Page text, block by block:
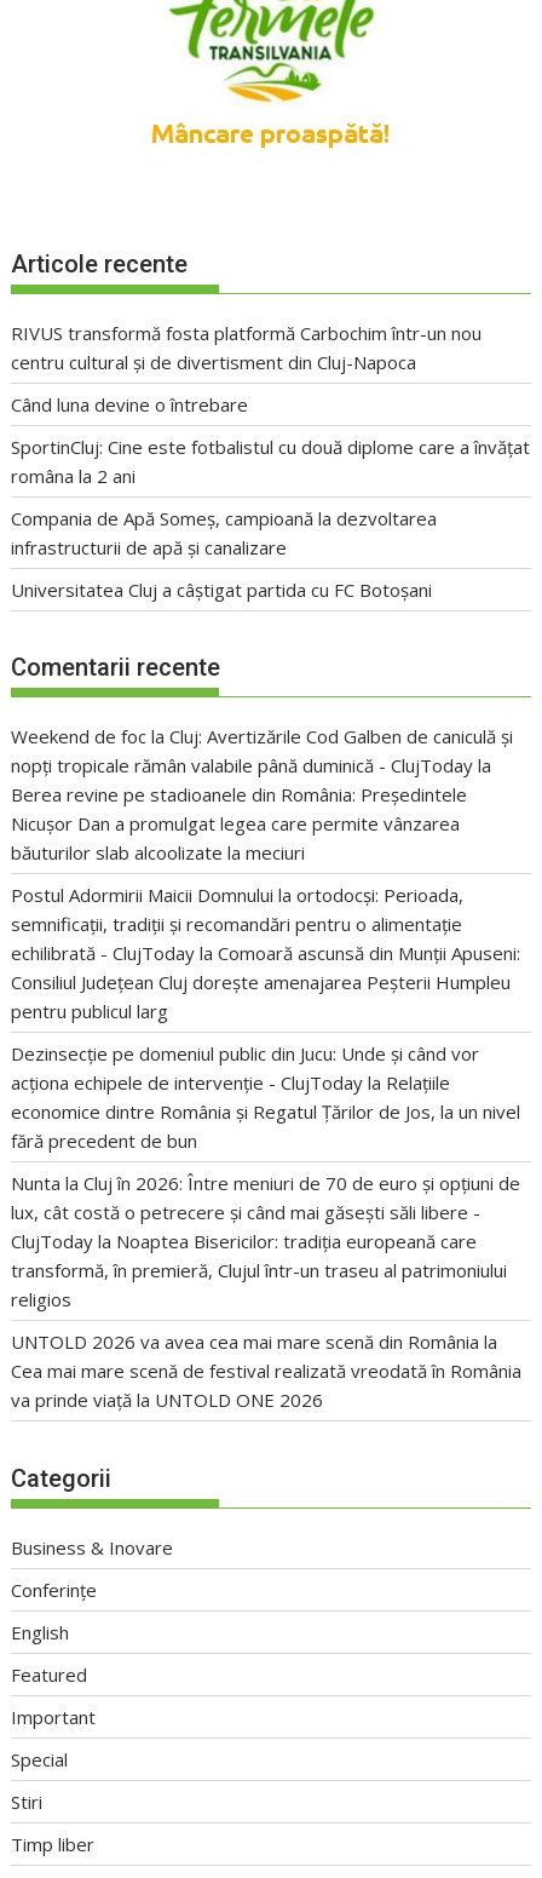
Articole recente
RIVUS transformă fosta platformă Carbochim într-un nou
centru cultural și de divertisment din Cluj-Napoca
Când luna devine o întrebare
SportinCluj: Cine este fotbalistul cu două diplome care a învățat
româna la 2 ani
Compania de Apă Someș, campioană la dezvoltarea
infrastructurii de apă și canalizare
Universitatea Cluj a câștigat partida cu FC Botoșani
Comentarii recente
Weekend de foc la Cluj: Avertizările Cod Galben de caniculă și
nopți tropicale rămân valabile până duminică - ClujToday la
Berea revine pe stadioanele din România: Președintele
Nicușor Dan a promulgat legea care permite vânzarea
băuturilor slab alcoolizate la meciuri
Postul Adormirii Maicii Domnului la ortodocși: Perioada,
semnificații, tradiții și recomandări pentru o alimentație
echilibrată - ClujToday laComoară ascunsă din Munții Apuseni:
Consiliul Județean Cluj dorește amenajarea Peșterii Humpleu
pentru publicul larg
Dezinsecție pe domeniul public din Jucu: Unde și când vor
acționa echipele de intervenție - ClujToday la Relațiile
economice dintre România și Regatul Țărilor de Jos, la un nivel
fără precedent de bun
Nunta la Cluj în 2026: Între meniuri de 70 de euro și opțiuni de
lux, cât costă o petrecere și când mai găsești săli libere -
ClujToday la Noaptea Bisericilor: tradiția europeană care
transformă, în premieră, Clujul într-un traseu al patrimoniului
religios
UNTOLD 2026 va avea cea mai mare scenă din România la
Cea mai mare scenă de festival realizată vreodată în România
va prinde viață la UNTOLD ONE 2026
Categorii
Business & Inovare
Conferințe
English
Featured
Important
Special
Stiri
Timp liber